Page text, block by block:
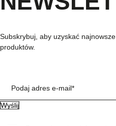
Subskrybuj, aby uzyskać
produktów.
Podaj adres e-mail*